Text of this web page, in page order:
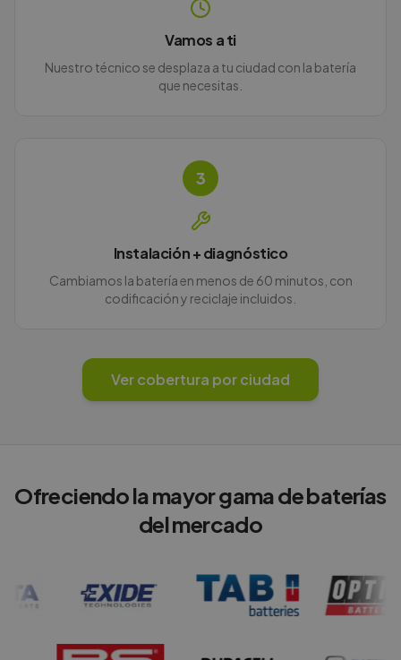
Vamos a ti
Nuestro técnico se desplaza a tu ciudad con la batería
que necesitas.
3
Instalación + diagnóstico
Cambiamos la batería en menos de 60 minutos, con
codificación y reciclaje incluidos.
Ver cobertura por ciudad
Ofreciendo la mayor gama de baterías
del mercado